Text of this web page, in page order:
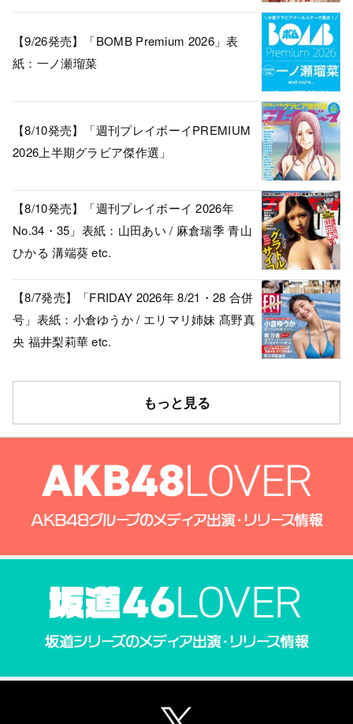
【9/26発売】「BOMB Premium 2026」表
紙：一ノ瀬瑠菜
【8/10発売】「週刊プレイボーイPREMIUM
2026上半期グラビア傑作選」
【8/10発売】「週刊プレイボーイ 2026年
No.34・35」表紙：山田あい / 麻倉瑞季 青山
ひかる 溝端葵 etc.
【8/7発売】「FRIDAY 2026年 8/21・28 合併
号」表紙：小倉ゆうか / エリマリ姉妹 髙野真
央 福井梨莉華 etc.
もっと見る